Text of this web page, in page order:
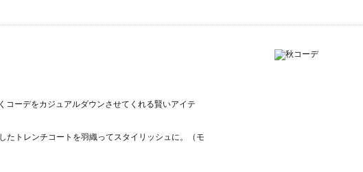
コーデをカジュアルダウンさせてくれる賢いアイテ
たトレンチコートを羽織ってスタイリッシュに。（モ